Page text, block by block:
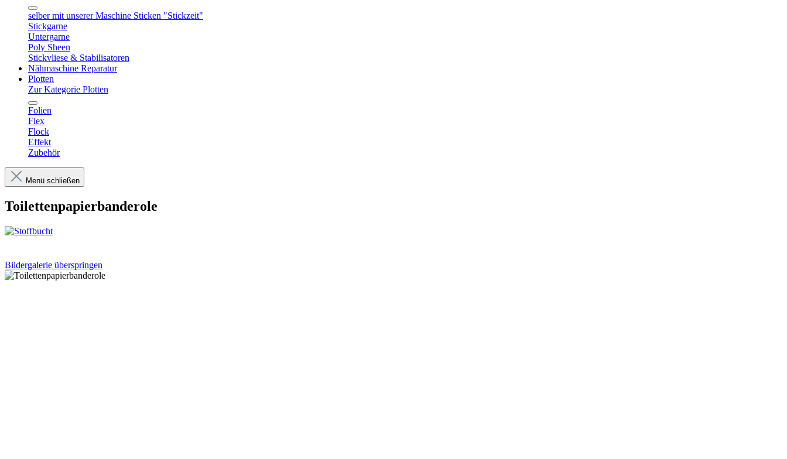
selber mit unserer Maschine Sticken "Stickzeit"
Stickgarne
Untergarne
Poly Sheen
Stickvliese & Stabilisatoren
Nähmaschine Reparatur
Plotten
Zur Kategorie Plotten
Folien
Flex
Flock
Effekt
Zubehör
Menü schließen
Toilettenpapierbanderole
Bildergalerie überspringen